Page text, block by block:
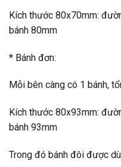
Kích thước 80x70mm:
bánh 80mm
* Bánh đơn:
Mỗi bên càng có 1 bánh,
Kích thước 80x93mm:
bánh 93mm
Trong đó bánh đôi được